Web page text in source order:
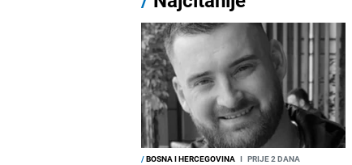
/BOSNA I HERCEGOVINA I PRIJE 2 DANA